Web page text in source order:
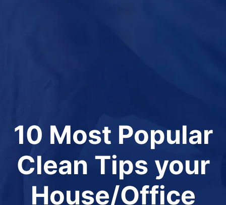
10 Most Popular
Clean Tips your
House/Office